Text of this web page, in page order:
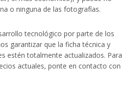
o ninguna de las fotografías.
tecnológico por parte de los
garantizar que la ficha técnica y
estén totalmente actualizados. Para
actuales, ponte en contacto con